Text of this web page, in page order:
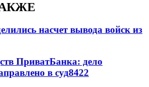
насчет вывода войск из
ПриватБанка: дело
в суд8422